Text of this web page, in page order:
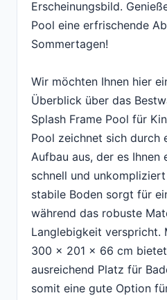
Erscheinungsbild.
Pool eine erfrischende
Sommertagen!
Wir möchten Ihnen hier
Überblick über das
Splash Frame Pool für
Pool zeichnet sich durch
Aufbau aus, der es Ihnen
schnell und
stabile Boden sorgt für
während das robuste
Langlebigkeit verspricht.
300 x 201 x 66 cm
ausreichend Platz für
somit eine gute Option